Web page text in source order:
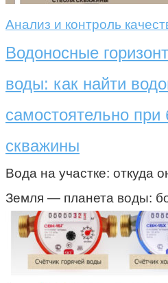
Анализ и контроль
Водоносные
воды: как найти
самостоятельно при
скважины
Вода на участке: откуда
Земля — планета воды: